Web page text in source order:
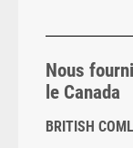
Nous
le Canada
BRITISH